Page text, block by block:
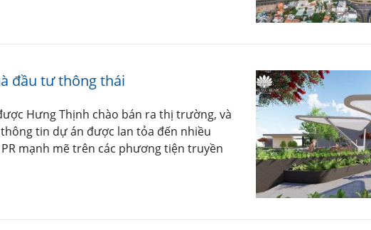
đầu tư thông thái
Hưng Thịnh chào bán ra thị trường, và
tin dự án được lan tỏa đến nhiều
mạnh mẽ trên các phương tiện truyền